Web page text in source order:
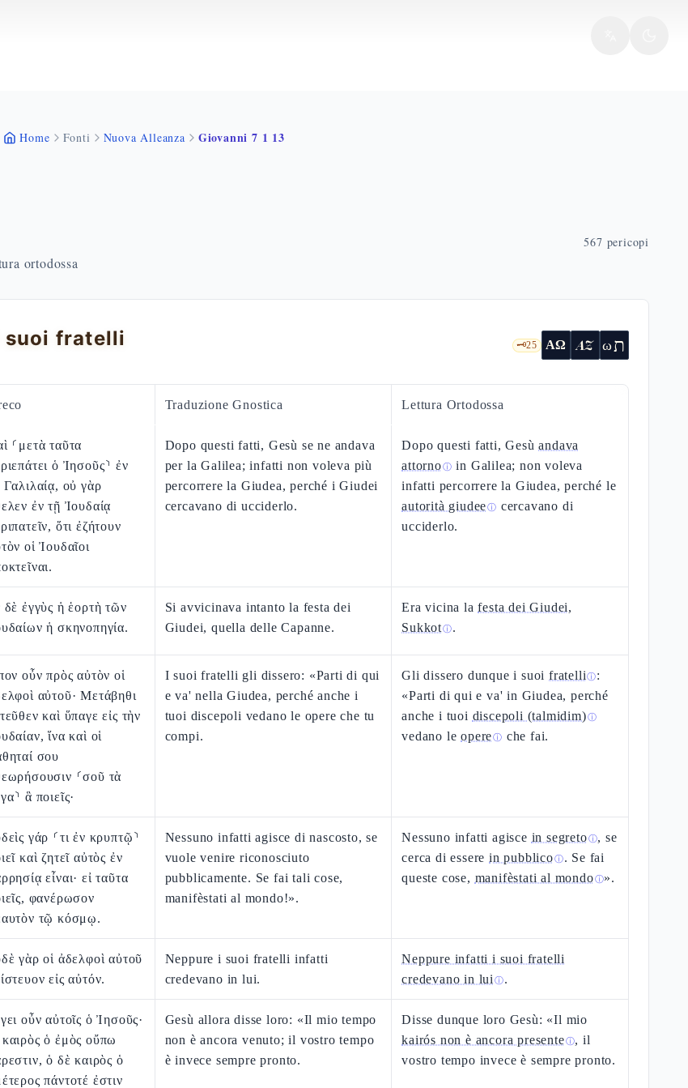
Home Fonti Nuova Alleanza Giovanni 7 1 13
ortodossa
567 pericopi
suoi fratelli 🗝️25 ΑΩ AZ ωת
Traduzione Gnostica Lettura Ortodossa
⸂μετὰ ταῦτα
ὁ Ἰησοῦς⸃ ἐν
Γαλιλαίᾳ, οὐ γὰρ
ἐν τῇ Ἰουδαίᾳ
ὅτι ἐζήτουν
οἱ Ἰουδαῖοι
Dopo questi fatti, Gesù se ne andava
per la Galilea; infatti non voleva più
percorrere la Giudea, perché i Giudei
cercavano di ucciderlo.
Dopo questi fatti, Gesùandava
attornoⓘ in Galilea; non voleva
infatti percorrere la Giudea, perché le
autorità giudeeⓘ cercavano di
ucciderlo.
δὲ ἐγγὺς ἡ ἑορτὴ τῶν
ἡ σκηνοπηγία.
Si avvicinava intanto la festa dei
Giudei, quella delle Capanne.
Era vicina lafesta dei Giudei,
Sukkotⓘ.
οὖν πρὸς αὐτὸν οἱ
αὐτοῦ· Μετάβηθι
καὶ ὕπαγε εἰς τὴν
ἵνα καὶ οἱ
σου
⸂σοῦ τὰ
ἃ ποιεῖς·
I suoi fratelli gli dissero: «Parti di qui
e va' nella Giudea, perché anche i
tuoi discepoli vedano le opere che tu
compi.
Gli dissero dunque i suoifratelli ⓘ:
«Parti di qui e va' in Giudea, perché
anche i tuoi discepoli (talmidim)ⓘ
vedano leopereⓘ che fai.
γάρ ⸂τι ἐν κρυπτῷ⸃
καὶ ζητεῖ αὐτὸς ἐν
εἶναι· εἰ ταῦτα
φανέρωσον
τῷ κόσμῳ.
Nessuno infatti agisce di nascosto, se
vuole venire riconosciuto
pubblicamente. Se fai tali cose,
manifèstati al mondo!».
Nessuno infatti agisce in segretoⓘ, se
cerca di esserein pubblicoⓘ. Se fai
queste cose, manifèstati al mondoⓘ».
γὰρ οἱ ἀδελφοὶ αὐτοῦ
εἰς αὐτόν.
Neppure i suoi fratelli infatti
credevano in lui.
Neppure infatti i suoi fratelli
credevano in lui ⓘ.
οὖν αὐτοῖς ὁ Ἰησοῦς·
ὁ ἐμὸς οὔπω
ὁ δὲ καιρὸς ὁ
πάντοτέ ἐστιν
Gesù allora disse loro: «Il mio tempo
non è ancora venuto; il vostro tempo
è invece sempre pronto.
Disse dunque loro Gesù: «Il mio
kairós non è ancora presenteⓘ, il
vostro tempo invece è sempre pronto.